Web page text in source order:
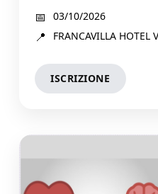
ENDOSCOPIA
03/10/2026
FRANCAVILLA HOTEL
ISCRIZIONE